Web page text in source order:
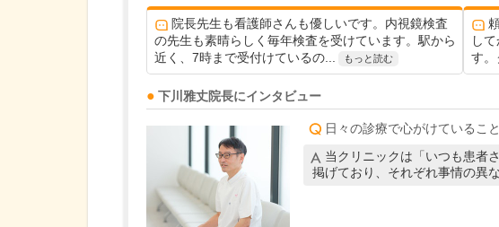
院長先生も看護師さんも優しいです。内視鏡検査
の先生も素晴らしく毎年検査を受けています。駅から
近く、7時まで受付けているの...
もっと読む
し
す。
下川雅丈院長にインタビュー
日々の診療で心がけているこ
当クリニックは「いつも患者
掲げており、それぞれ事情の異